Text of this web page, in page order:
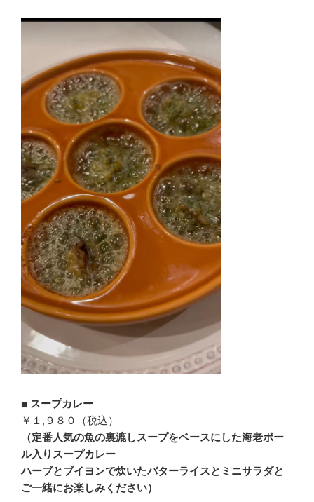
■ スープカレー
￥１,９８０（税込）
（定番人気の魚の裏漉しスープをベースにした海老ボー
ル入りスープカレー
ハーブとブイヨンで炊いたバターライスとミニサラダと
ご一緒にお楽しみください）